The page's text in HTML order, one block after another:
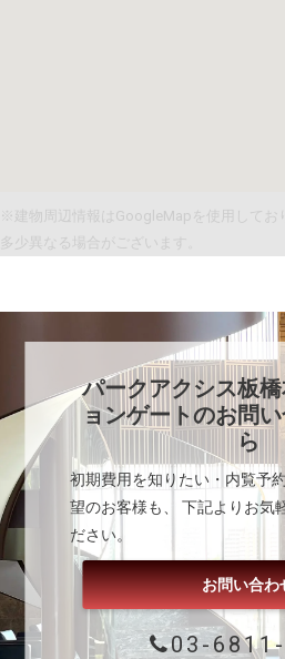
※建物周辺情報はGoogleMapを使用してお
多少異なる場合がございます。
パークアクシス板
ョンゲートのお問
ら
初期費用を知りたい・内覧予
望のお客様も、 下記よりお気
ださい。
お問い合わ
03-